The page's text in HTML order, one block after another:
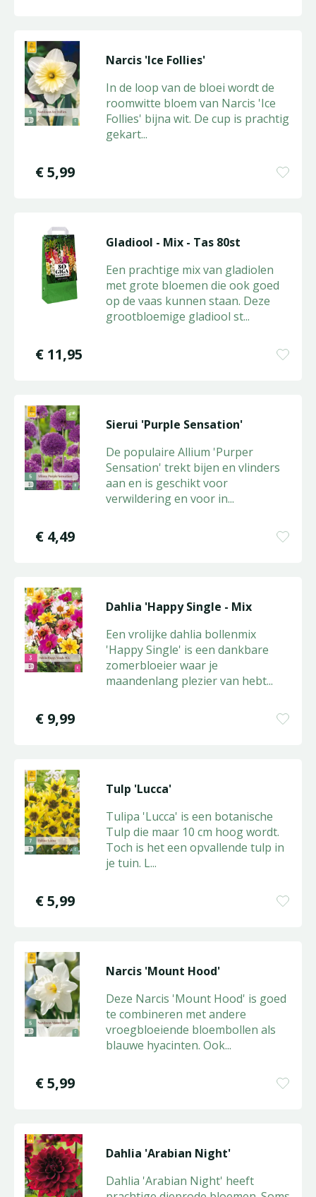
Narcis 'Ice Follies'
In de loop van de bloei wordt de
roomwitte bloem van Narcis 'Ice
Follies' bijna wit. De cup is prachtig
gekart...
€5,99
Gladiool - Mix - Tas 80st
Een prachtige mix van gladiolen
met grote bloemen die ook goed
op de vaas kunnen staan. Deze
grootbloemige gladiool st...
€ 11,95
Sierui 'Purple Sensation'
De populaire Allium 'Purper
Sensation' trekt bijen en vlinders
aan en is geschikt voor
verwildering en voor in...
€ 4,49
Dahlia 'Happy Single - Mix
Een vrolijke dahlia bollenmix
'Happy Single' is een dankbare
zomerbloeier waar je
maandenlang plezier van hebt...
€ 9,99
Tulp 'Lucca'
Tulipa 'Lucca' is een botanische
Tulp die maar 10 cm hoog wordt.
Toch is het een opvallende tulp in
je tuin. L...
€5,99
Narcis 'Mount Hood'
Deze Narcis 'Mount Hood' is goed
te combineren met andere
vroegbloeiende bloembollen als
blauwe hyacinten. Ook...
€5,99
Dahlia 'Arabian Night'
Dahlia 'Arabian Night' heeft